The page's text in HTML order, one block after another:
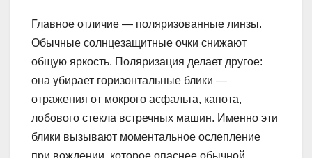
Главное отличие — поляризованные линзы.
Обычные солнцезащитные очки снижают
общую яркость. Поляризация делает другое:
она убирает горизонтальные блики —
отражения от мокрого асфальта, капота,
лобового стекла встречных машин. Именно эти
блики вызывают моментальное ослепление